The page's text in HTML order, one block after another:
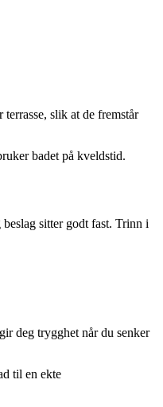
slik at de fremstår
badet på kveldstid.
sitter godt fast. Trinn i
deg trygghet når du senker
til en ekte